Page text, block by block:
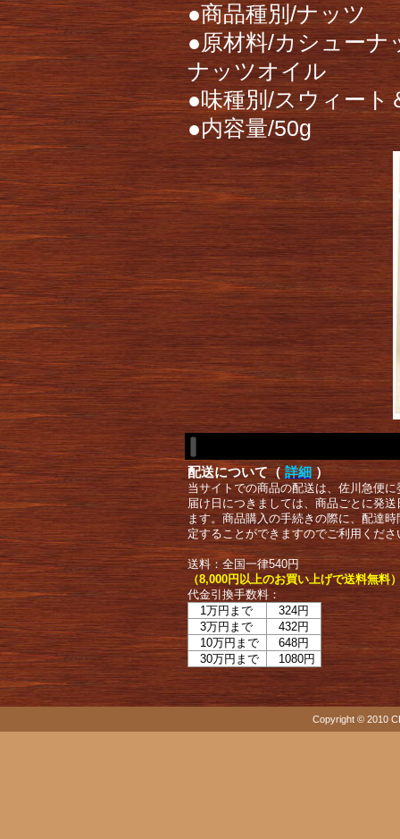
●商品種別/ナッツ
●原材料/カシューナ
ナッツオイル
●味種別/スウィート
●内容量/50g
配送について（ 詳細 ）
当サイトでの商品の配送は、佐川急便
届け日につきましては、商品ごとに発
ます。商品購入の手続きの際に、配達
定することができますのでご利用くださ
送料：全国一律540円
（8,000円以上のお買い上げで送料無料
代金引換手数料：
1万円まで
324円
3万円まで
432円
10万円まで
648円
30万円まで
1080円
Copyright © 2010